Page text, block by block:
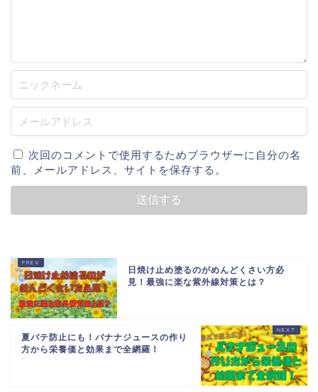
次回のコメントで使用するためブラウザーに自分の名
前、メールアドレス、サイトを保存する。
日焼け止め塗るのがめんどくさい方必
見！最強に楽な紫外線対策とは？
夏バテ防止にも！バナナジュースの作り
方から栄養価と効果まで全網羅！